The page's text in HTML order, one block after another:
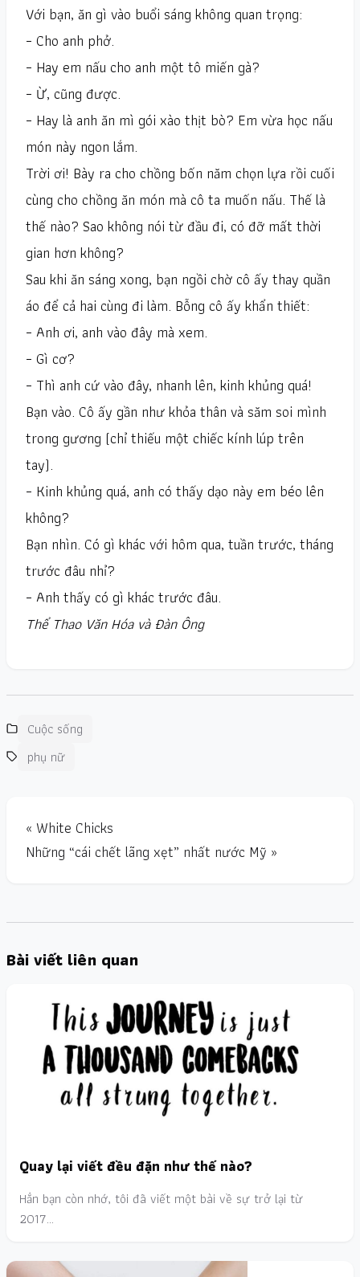
Với bạn, ăn gì vào buổi sáng không quan trọng:
– Cho anh phở.
– Hay em nấu cho anh một tô miến gà?
– Ừ, cũng được.
– Hay là anh ăn mì gói xào thịt bò? Em vừa học nấu
món này ngon lắm.
Trời ơi! Bày ra cho chồng bốn năm chọn lựa rồi cuối
cùng cho chồng ăn món mà cô ta muốn nấu. Thế là
thế nào? Sao không nói từ đầu đi, có đỡ mất thời
gian hơn không?
Sau khi ăn sáng xong, bạn ngồi chờ cô ấy thay quần
áo để cả hai cùng đi làm. Bỗng cô ấy khẩn thiết:
– Anh ơi, anh vào đây mà xem.
– Gì cơ?
– Thì anh cứ vào đây, nhanh lên, kinh khủng quá!
Bạn vào. Cô ấy gần như khỏa thân và săm soi mình
trong gương (chỉ thiếu một chiếc kính lúp trên
tay).
– Kinh khủng quá, anh có thấy dạo này em béo lên
không?
Bạn nhìn. Có gì khác với hôm qua, tuần trước, tháng
trước đâu nhỉ?
– Anh thấy có gì khác trước đâu.
Thể Thao Văn Hóa và Đàn Ông
Cuộc sống
phụ nữ
« White Chicks
Những “cái chết lãng xẹt” nhất nước Mỹ »
Bài viết liên quan
Quay lại viết đều đặn như thế nào?
Hẳn bạn còn nhớ, tôi đã viết một bài về sự trở lại từ
2017…